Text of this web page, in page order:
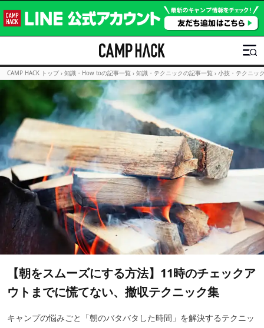
CAMP HACK トップ › 知識・How toの記事一覧 › 知識・テクニックの記事一覧 › 小技・テクニッ
【朝をスムーズにする方法】11時のチェックア
ウトまでに慌てない、撤収テクニック集
キャンプの悩みごと「朝のバタバタした時間」を解決するテクニッ